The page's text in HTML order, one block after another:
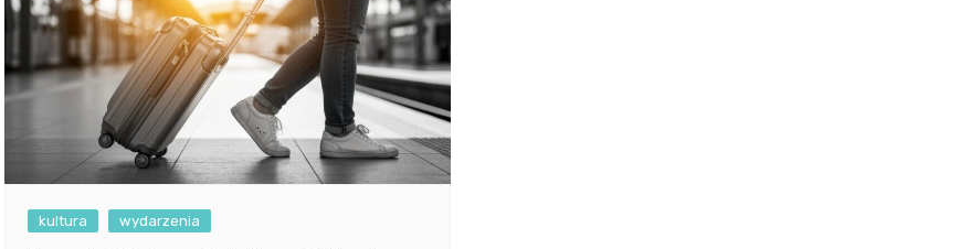
kultura wydarzenia